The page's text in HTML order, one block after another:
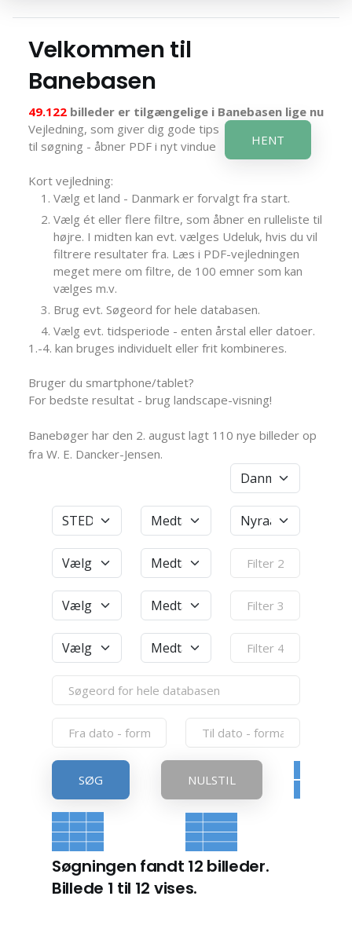
Velkommen til
Banebasen
49.122 billeder er tilgængelige i Banebasen lige nu
Vejledning, som giver dig gode tips
til søgning - åbner PDF i nyt vindue
HENT
Kort vejledning:
Vælg et land - Danmark er forvalgt fra start.
Vælg ét eller flere filtre, som åbner en rulleliste til
højre. I midten kan evt. vælges Udeluk, hvis du vil
filtrere resultater fra. Læs i PDF-vejledningen
meget mere om filtre, de 100 emner som kan
vælges m.v.
Brug evt. Søgeord for hele databasen.
Vælg evt. tidsperiode - enten årstal eller datoer.
1.-4. kan bruges individuelt eller frit kombineres.
Bruger du smartphone/tablet?
For bedste resultat - brug landscape-visning!
Banebøger har den 2. august lagt 110 nye billeder op
fra W. E. Dancker-Jensen.
SØG NULSTIL
Søgningen fandt 12 billeder.
Billede 1 til 12 vises.